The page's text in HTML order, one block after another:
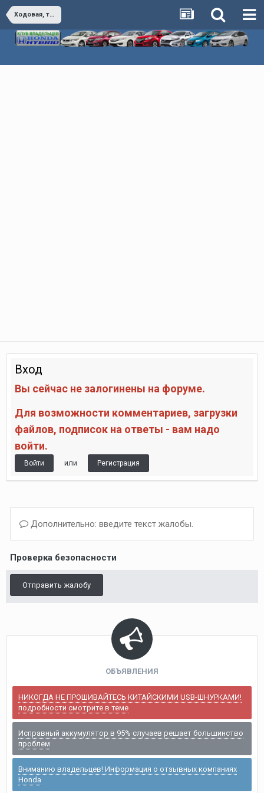
Ходовая, тормоза, управление
Вход
Вы сейчас не залогинены на форуме.
Для возможности комментариев, загрузки
файлов, подписок на ответы - вам надо
войти.
Войти или Регистрация
Дополнительно: введите текст жалобы.
Проверка безопасности
Отправить жалобу
ОБЪЯВЛЕНИЯ
НИКОГДА НЕ ПРОШИВАЙТЕСЬ КИТАЙСКИМИ USB-ШНУРКАМИ!
подробности смотрите в теме
Исправный аккумулятор в 95% случаев решает большинство
проблем
Вниманию владельцев! Информация о отзывных компаниях
Honda